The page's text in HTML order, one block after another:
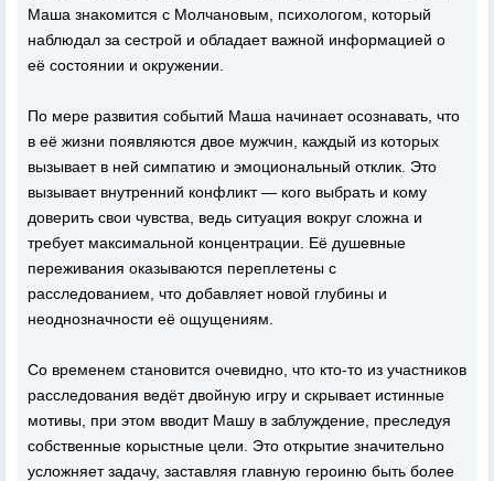
Маша знакомится с Молчановым, психологом, который
наблюдал за сестрой и обладает важной информацией о
её состоянии и окружении.
По мере развития событий Маша начинает осознавать, что
в её жизни появляются двое мужчин, каждый из которых
вызывает в ней симпатию и эмоциональный отклик. Это
вызывает внутренний конфликт — кого выбрать и кому
доверить свои чувства, ведь ситуация вокруг сложна и
требует максимальной концентрации. Её душевные
переживания оказываются переплетены с
расследованием, что добавляет новой глубины и
неоднозначности её ощущениям.
Со временем становится очевидно, что кто-то из участников
расследования ведёт двойную игру и скрывает истинные
мотивы, при этом вводит Машу в заблуждение, преследуя
собственные корыстные цели. Это открытие значительно
усложняет задачу, заставляя главную героиню быть более